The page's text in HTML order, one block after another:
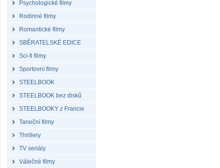
Psychologické filmy
Rodinné filmy
Romantické filmy
SBĚRATELSKÉ EDICE
Sci-fi filmy
Sportovní filmy
STEELBOOK
STEELBOOK bez disků
STEELBOOKY z Francie
Taneční filmy
Thrillery
TV seriály
Válečné filmy